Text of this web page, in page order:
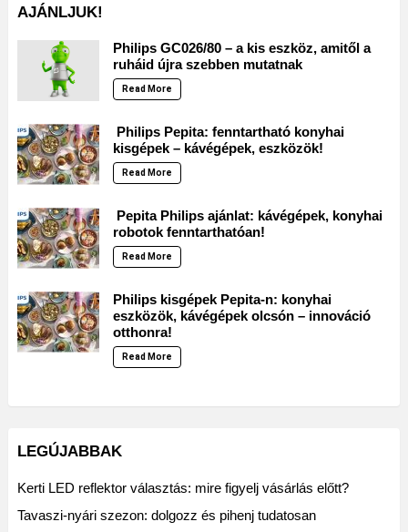
AJÁNLJUK!
Philips GC026/80 – a kis eszköz, amitől a
ruháid újra szebben mutatnak
Read More
Philips Pepita: fenntartható konyhai
kisgépek – kávégépek, eszközök!
Read More
Pepita Philips ajánlat: kávégépek, konyhai
robotok fenntarthatóan!
Read More
Philips kisgépek Pepita-n: konyhai
eszközök, kávégépek olcsón – innováció
otthonra!
Read More
LEGÚJABBAK
Kerti LED reflektor választás: mire figyelj vásárlás előtt?
Tavaszi-nyári szezon: dolgozz és pihenj tudatosan